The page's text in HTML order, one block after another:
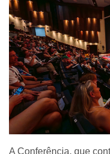
A Conferência, que